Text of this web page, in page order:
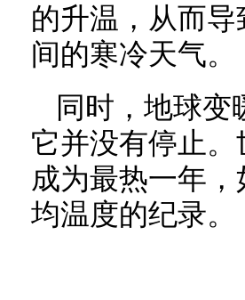
的升温，从而
间的寒冷天气。
同时，地球变
它并没有停止
成为最热一年
均温度的纪录。